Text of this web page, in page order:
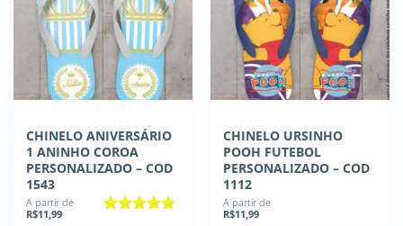
CHINELO ANIVERSÁRIO
1 ANINHO COROA
PERSONALIZADO – COD
1543
A partir de
R$11,99
CHINELO URSINHO
POOH FUTEBOL
PERSONALIZADO – COD
1112
A partir de
R$11,99